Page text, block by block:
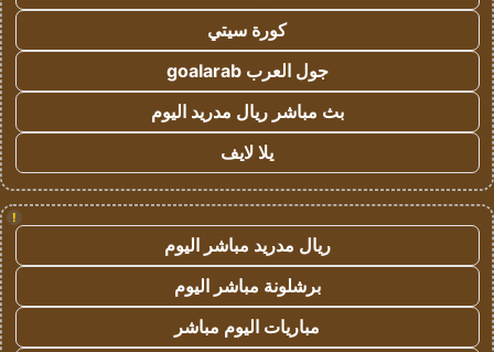
كورة سيتي
جول العرب goalarab
بث مباشر ريال مدريد اليوم
يلا لايف
!
ريال مدريد مباشر اليوم
برشلونة مباشر اليوم
مباريات اليوم مباشر